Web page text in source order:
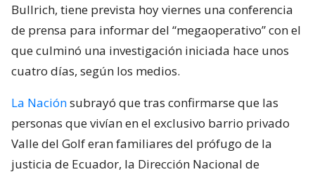
Bullrich, tiene prevista hoy viernes una conferencia
de prensa para informar del “megaoperativo” con el
que culminó una investigación iniciada hace unos
cuatro días, según los medios.
La Naciónsubrayó que tras confirmarse que las
personas que vivían en el exclusivo barrio privado
Valle del Golf eran familiares del prófugo de la
justicia de Ecuador, la Dirección Nacional de